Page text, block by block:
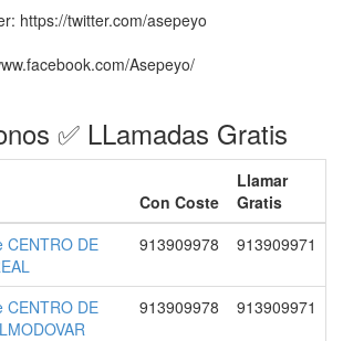
https://twitter.com/asepeyo
Asepeyo/
✅ LLamadas Gratis
Con Coste
Llamar
Gratis
CENTRO DE
913909978 913909971
CENTRO DE
913909978 913909971